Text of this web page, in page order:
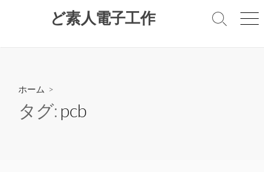
ど素人電子工作
検
メ
ホーム >
タグ: pcb